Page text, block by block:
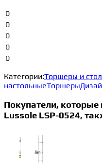
0
0
0
0
0
Категории:Торшеры и
настольныеТоршеры
Покупатели,
Lussole LSP-0524,